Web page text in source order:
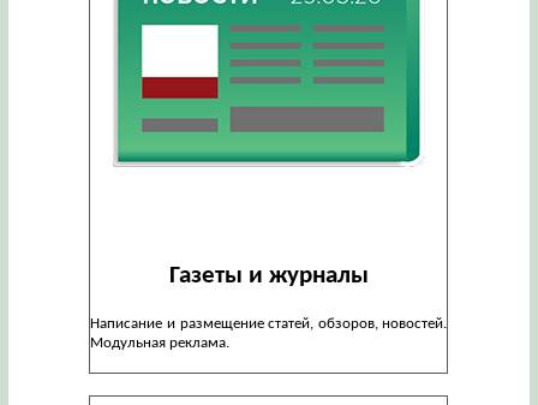
Газеты и журналы
Написание и размещение статей, обзоров, новостей.
Модульная реклама.